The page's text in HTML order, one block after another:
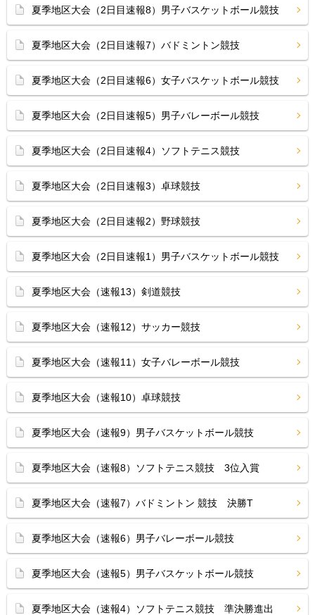
夏季地区大会（2日目速報8）男子バスケットボール競技
夏季地区大会（2日目速報7）バドミントン競技
夏季地区大会（2日目速報6）女子バスケットボール競技
夏季地区大会（2日目速報5）男子バレーボール競技
夏季地区大会（2日目速報4）ソフトテニス競技
夏季地区大会（2日目速報3）卓球競技
夏季地区大会（2日目速報2）野球競技
夏季地区大会（2日目速報1）男子バスケットボール競技
夏季地区大会（速報13）剣道競技
夏季地区大会（速報12）サッカー競技
夏季地区大会（速報11）女子バレーボール競技
夏季地区大会（速報10）卓球競技
夏季地区大会（速報9）男子バスケットボール競技
夏季地区大会（速報8）ソフトテニス競技 3位入賞
夏季地区大会（速報7）バドミントン 競技 決勝T
夏季地区大会（速報6）男子バレーボール競技
夏季地区大会（速報5）男子バスケットボール競技
夏季地区大会（速報4）ソフトテニス競技 準決勝進出